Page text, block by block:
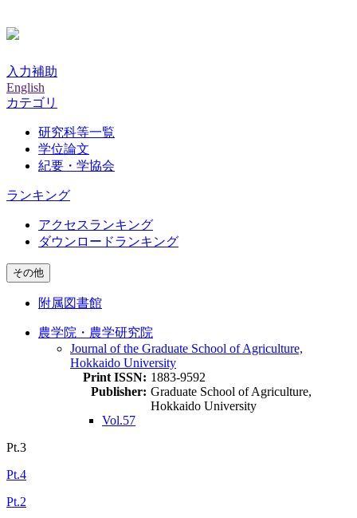
入力補助
English
カテゴリ
研究科等一覧
学位論文
紀要・学協会
ランキング
アクセスランキング
ダウンロードランキング
その他
附属図書館
農学院・農学研究院
Journal of the Graduate School of Agriculture,
Hokkaido University
Print ISSN: 1883-9592
Publisher: Graduate School of Agriculture,
Hokkaido University
Vol.57
Pt.3
Pt.4
Pt.2